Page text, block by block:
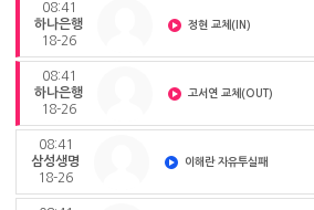
08:41
하나은행
18-26
정현 교체(IN)
08:41
하나은행
18-26
고서연 교체(OUT)
08:41
삼성생명
18-26
이해란 자유투실패